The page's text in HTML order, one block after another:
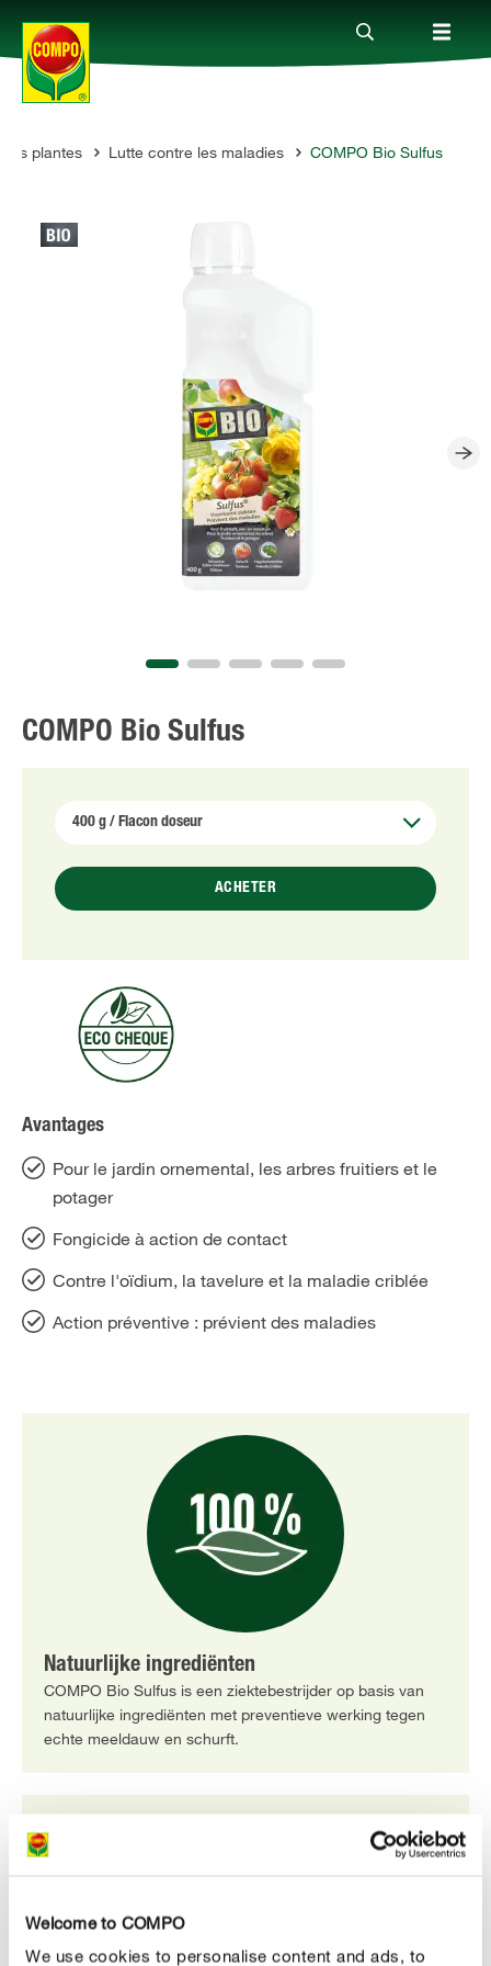
Welcome to COMPO
We use cookies to personalise content and ads, to
Produits
Conseil
plantes Lutte contre les maladies COMPO Bio Sulfus
COMPO Bio Sulfus
ACHETER
Avantages
Pour le jardin ornemental, les arbres fruitiers et le
potager
Fongicide à action de contact
Contre l'oïdium, la tavelure et la maladie criblée
Action préventive : prévient des maladies
Natuurlijke ingrediënten
COMPO Bio Sulfus is een ziektebestrijder op basis van
natuurlijke ingrediënten met preventieve werking tegen
echte meeldauw en schurft.